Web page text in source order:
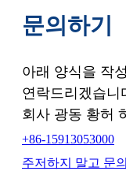
문의하기
아래 양식을 작
연락드리겠습니
회사 광동 황허
+86-15913053000
주저하지 말고 문